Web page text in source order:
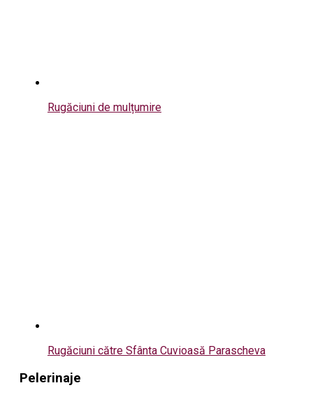
Rugăciuni de mulțumire
Rugăciuni către Sfânta Cuvioasă Parascheva
Pelerinaje